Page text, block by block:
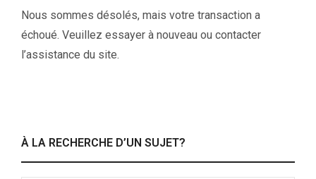
Nous sommes désolés, mais votre transaction a
échoué. Veuillez essayer à nouveau ou contacter
l’assistance du site.
À LA RECHERCHE D’UN SUJET?